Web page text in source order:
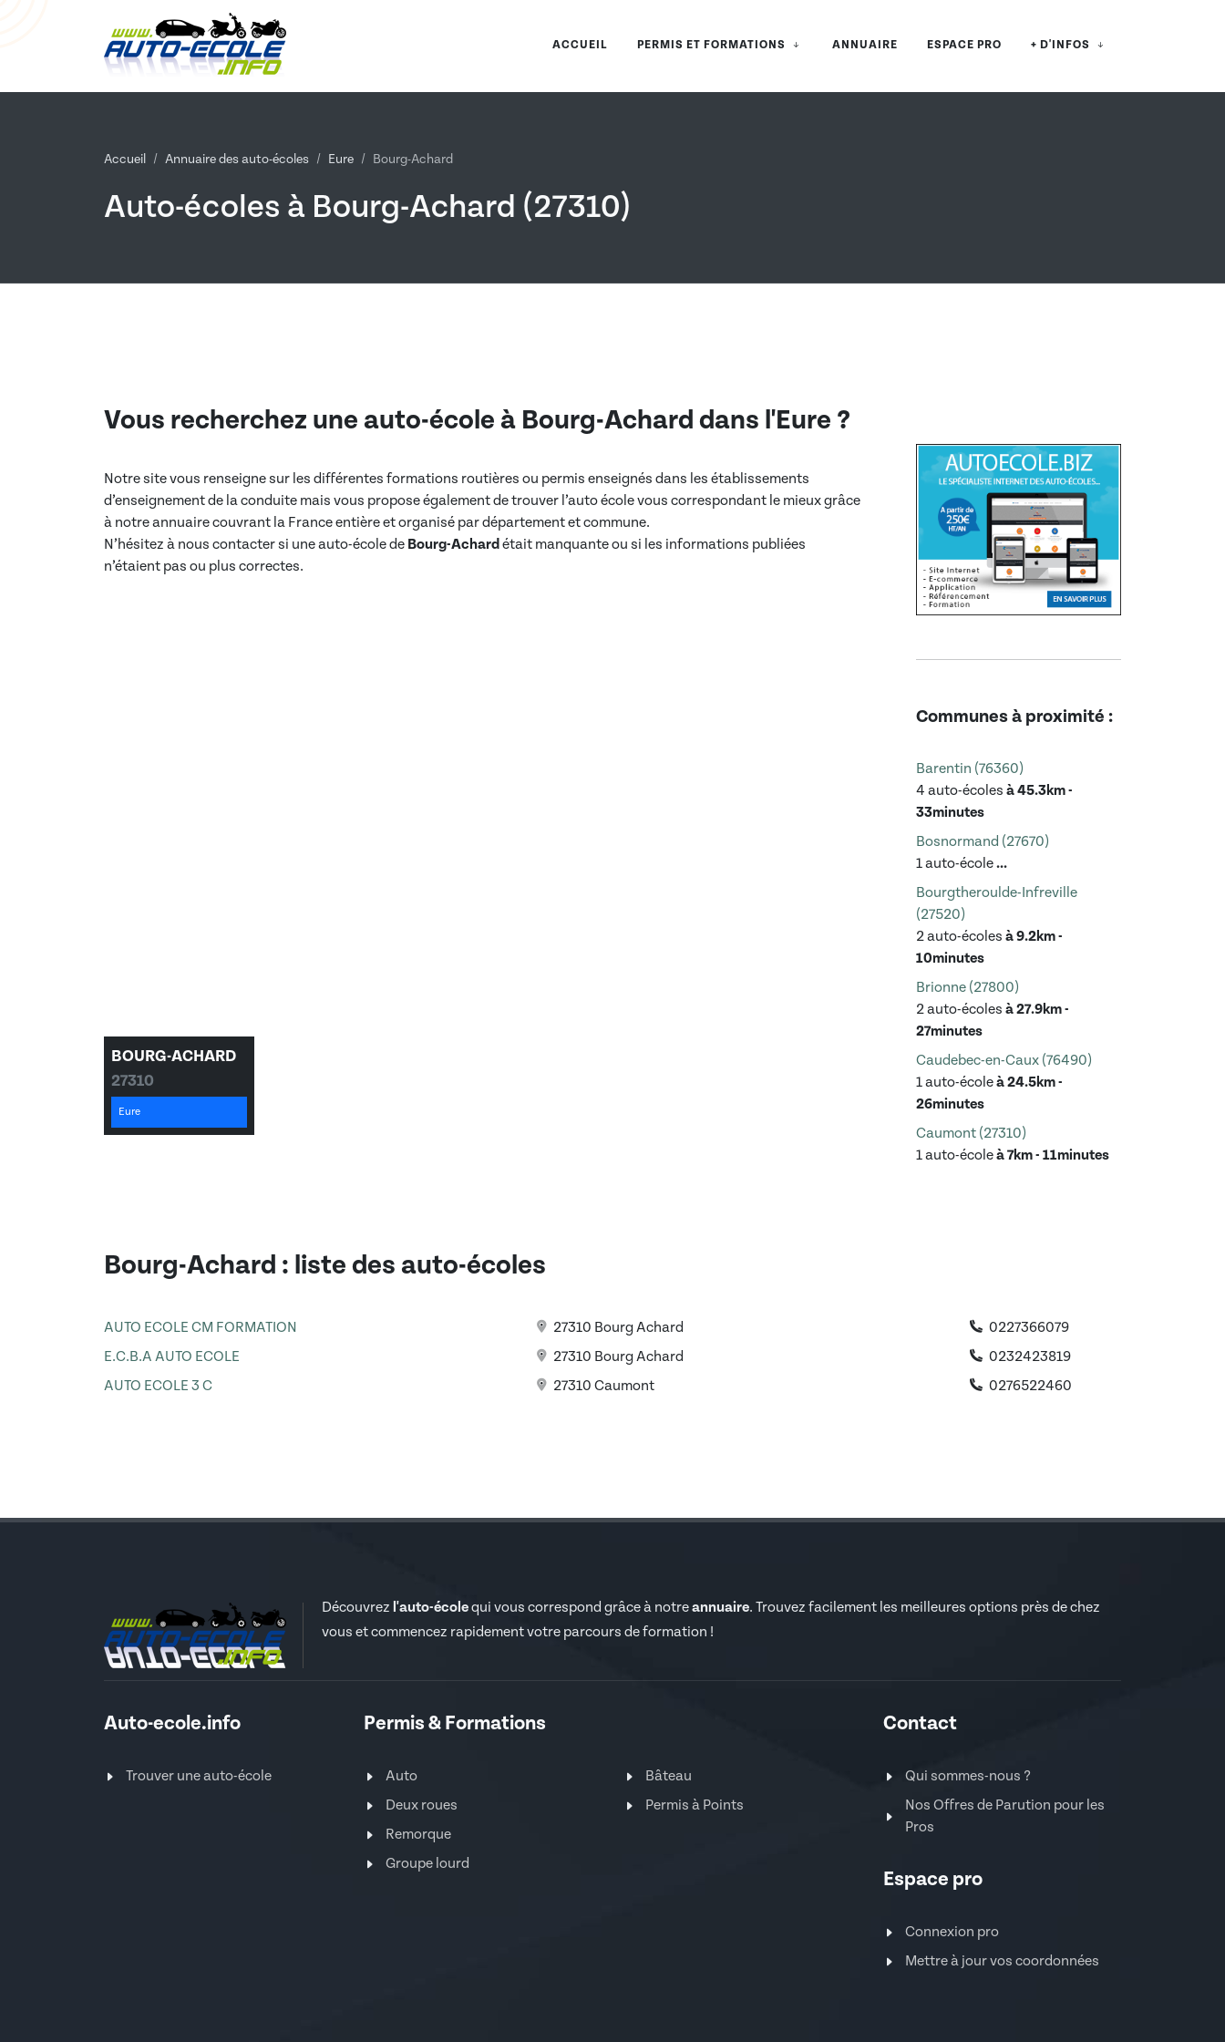
ACCUEIL PERMIS ET FORMATIONS ANNUAIRE ESPACE PRO + D'INFOS
Accueil Annuaire des auto-écoles Eure Bourg-Achard
Auto-écoles à Bourg-Achard (27310)
Vous recherchez une auto-école à Bourg-Achard dans l'Eure ?
Notre site vous renseigne sur les différentes formations routières ou permis enseignés dans les établissements
d’enseignement de la conduite mais vous propose également de trouver l’auto école vous correspondant le mieux grâce
à notre annuaire couvrant la France entière et organisé par département et commune.
N’hésitez à nous contacter si une auto-école de Bourg-Achardétait manquante ou si les informations publiées
n’étaient pas ou plus correctes.
BOURG-ACHARD
27310
Eure
Communes à proximité :
Barentin (76360)
4 auto-écoles à 45.3km -
33minutes
Bosnormand (27670)
1 auto-école...
Bourgtheroulde-Infreville
(27520)
2 auto-écoles à 9.2km -
10minutes
Brionne (27800)
2 auto-écoles à 27.9km -
27minutes
Caudebec-en-Caux (76490)
1 auto-écoleà 24.5km -
26minutes
Caumont (27310)
1 auto-écoleà 7km - 11minutes
Bourg-Achard : liste des auto-écoles
AUTO ECOLE CM FORMATION 27310 Bourg Achard
0227366079
E.C.B.A AUTO ECOLE
27310 Bourg Achard
0232423819
AUTO ECOLE 3 C
27310 Caumont 0276522460
Découvrez l'auto-écolequi vous correspond grâce à notreannuaire. Trouvez facilement les meilleures options près de chez
vous et commencez rapidement votre parcours de formation !
Auto-ecole.info
Trouver une auto-école
Permis & Formations
Auto
Deux roues
Remorque
Groupe lourd
Bâteau
Permis à Points
Contact
Qui sommes-nous ?
Nos Offres de Parution pour les
Pros
Espace pro
Connexion pro
Mettre à jour vos coordonnées